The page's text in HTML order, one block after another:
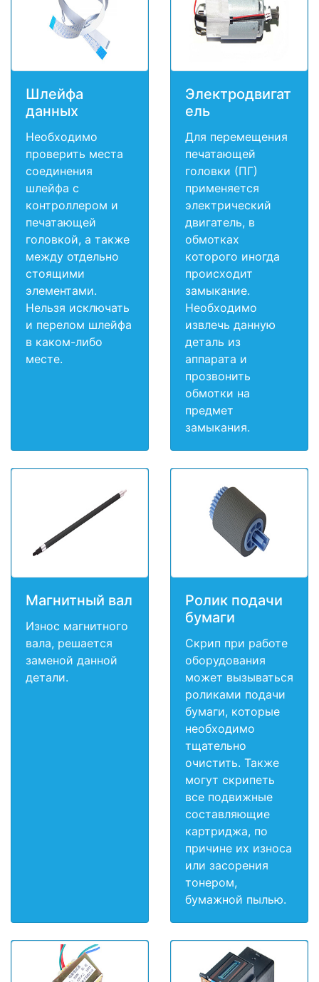
Шлейфа
данных
Необходимо
проверить места
соединения
шлейфа с
контроллером и
печатающей
головкой, а также
между отдельно
стоящими
элементами.
Нельзя исключать
и перелом шлейфа
в каком-либо
месте.
Электродвигат
ель
Для перемещения
печатающей
головки (ПГ)
применяется
электрический
двигатель, в
обмотках
которого иногда
происходит
замыкание.
Необходимо
извлечь данную
деталь из
аппарата и
прозвонить
обмотки на
предмет
замыкания.
Магнитный вал
Износ магнитного
вала, решается
заменой данной
детали.
Ролик подачи
бумаги
Скрип при работе
оборудования
может вызываться
роликами подачи
бумаги, которые
необходимо
тщательно
очистить. Также
могут скрипеть
все подвижные
составляющие
картриджа, по
причине их износа
или засорения
тонером,
бумажной пылью.